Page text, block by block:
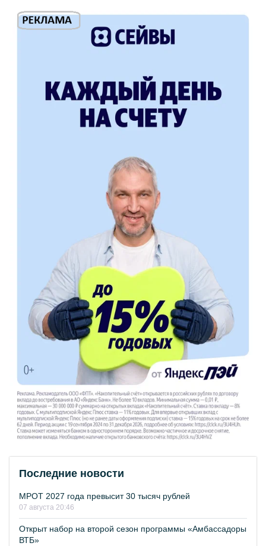
Последние новости
МРОТ 2027 года превысит 30 тысяч рублей
07 августа 20:46
Открыт набор на второй сезон программы «Амбассадоры
ВТБ»